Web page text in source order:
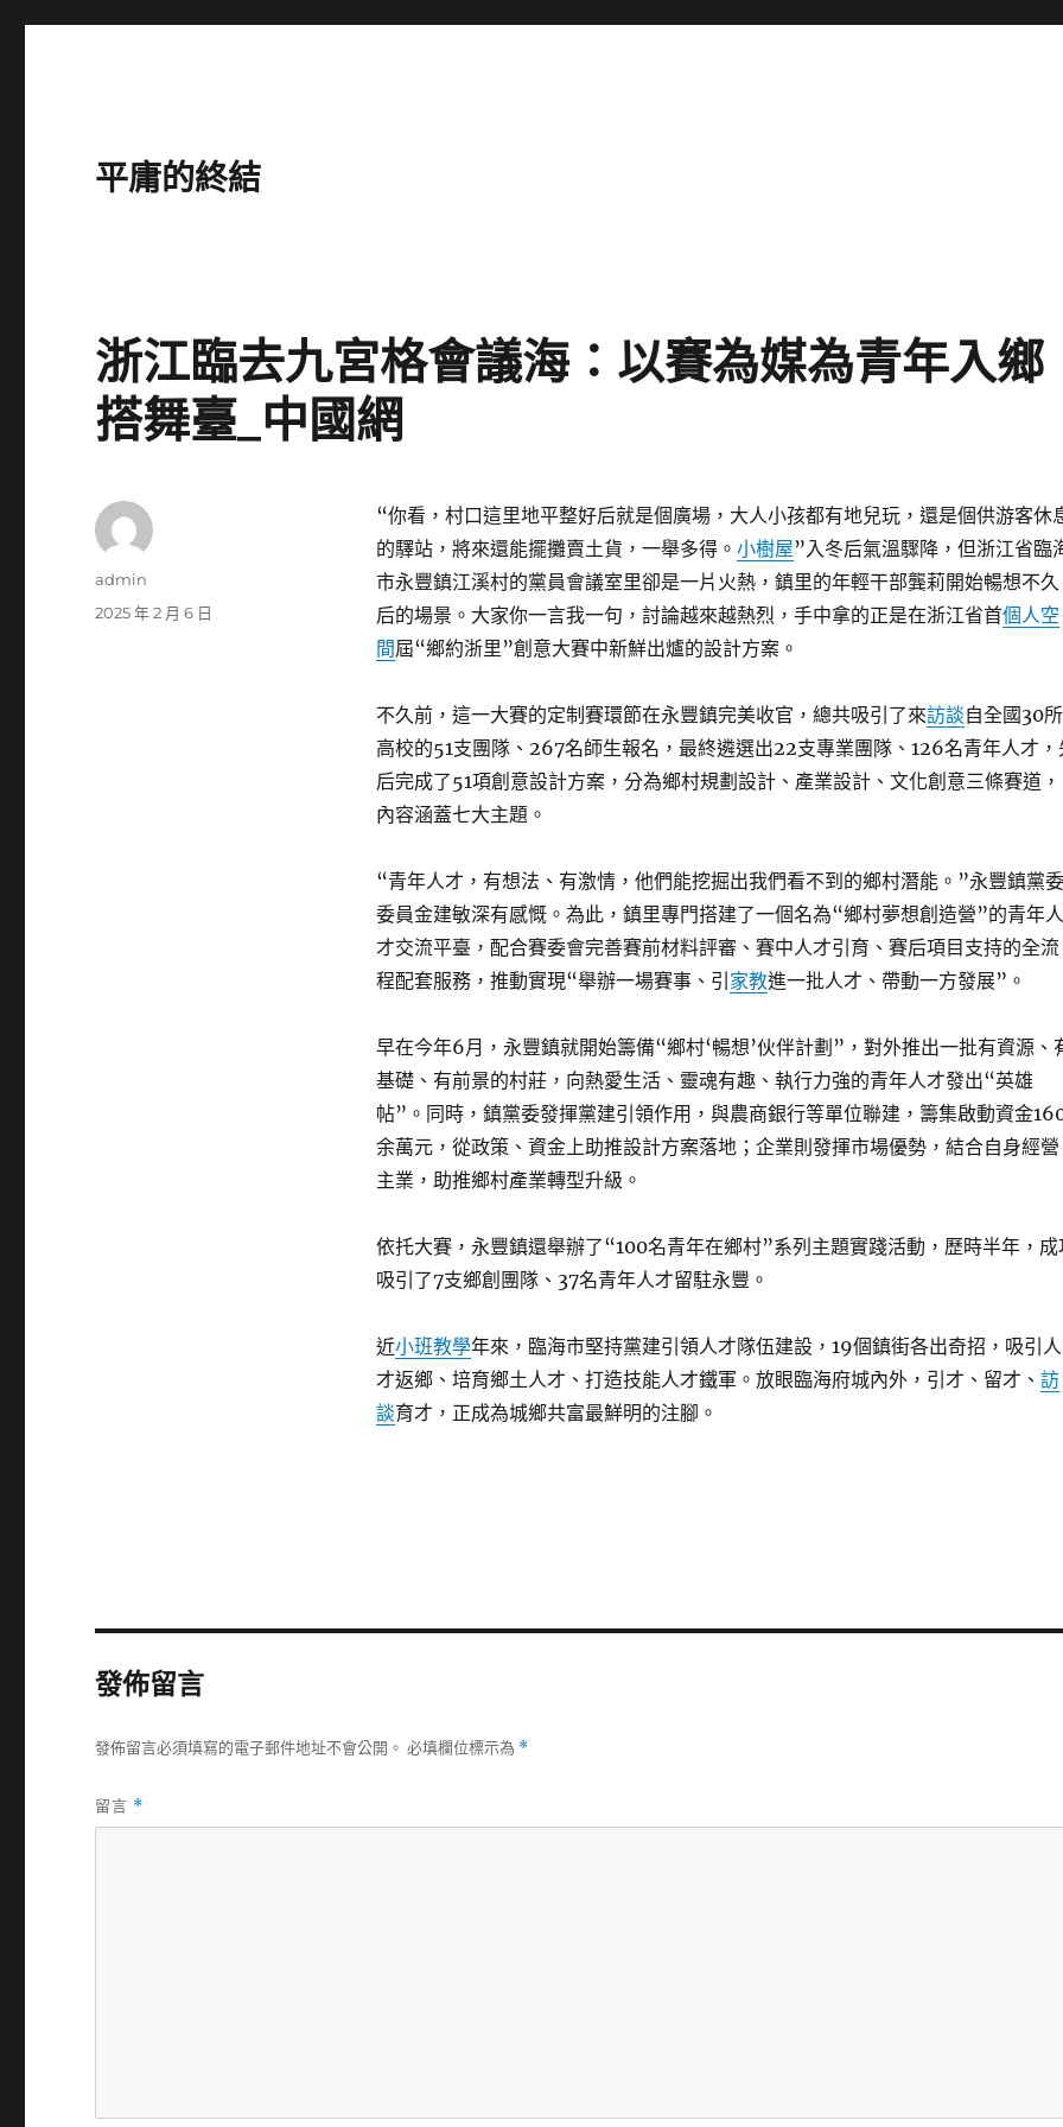
平庸的終結
浙江臨去九宮格會議海：以賽為媒為青年入鄉
搭舞臺_中國網
“你看，村口這里地平整好后就是個廣場，大人小孩都有地兒玩，還是個供游客休
的驛站，將來還能擺攤賣土貨，一舉多得。 小樹屋”入冬后氣溫驟降，但浙江省臨
市永豐鎮江溪村的黨員會議室里卻是一片火熱，鎮里的年輕干部龔莉開始暢想不久
后的場景。大家你一言我一句，討論越來越熱烈，手中拿的正是在浙江省首個人空
間屆“鄉約浙里”創意大賽中新鮮出爐的設計方案。
不久前，這一大賽的定制賽環節在永豐鎮完美收官，總共吸引了來訪談自全國30所
高校的51支團隊、267名師生報名，最終遴選出22支專業團隊、126名青年人才，
后完成了51項創意設計方案，分為鄉村規劃設計、產業設計、文化創意三條賽道，
內容涵蓋七大主題。
“青年人才，有想法、有激情，他們能挖掘出我們看不到的鄉村潛能。”永豐鎮黨委
委員金建敏深有感慨。為此，鎮里專門搭建了一個名為“鄉村夢想創造營”的青年人
才交流平臺，配合賽委會完善賽前材料評審、賽中人才引育、賽后項目支持的全流
程配套服務，推動實現“舉辦一場賽事、引 家教進一批人才、帶動一方發展”。
早在今年6月，永豐鎮就開始籌備“鄉村‘暢想’伙伴計劃”，對外推出一批有資源、
基礎、有前景的村莊，向熱愛生活、靈魂有趣、執行力強的青年人才發出“英雄
帖”。同時，鎮黨委發揮黨建引領作用，與農商銀行等單位聯建，籌集啟動資金
余萬元，從政策、資金上助推設計方案落地；企業則發揮市場優勢，結合自身經營
主業，助推鄉村產業轉型升級。
依托大賽，永豐鎮還舉辦了“100名青年在鄉村”系列主題實踐活動，歷時半年，成
吸引了7支鄉創團隊、37名青年人才留駐永豐。
近小班教學年來，臨海市堅持黨建引領人才隊伍建設，19個鎮街各出奇招，吸引人
才返鄉、培育鄉土人才、打造技能人才鐵軍。放眼臨海府城內外，引才、留才、 訪
談育才，正成為城鄉共富最鮮明的注腳。
作
admin
發
2025 年 2 月 6 日
發佈留言
發佈留言必須填寫的電子郵件地址不會公開。 必填欄位標示為 *
留言 *